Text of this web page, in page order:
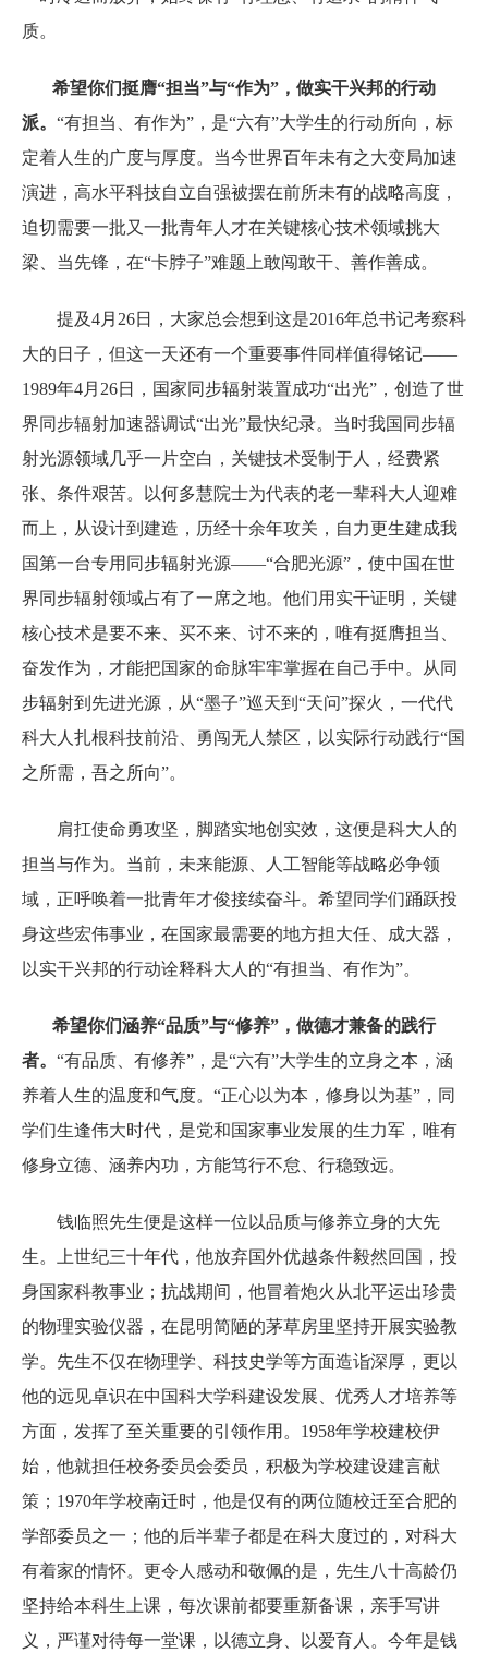
质。
希望你们挺膺“担当”与“作为”，做实干兴邦的行动
派。 “有担当、有作为”，是“六有”大学生的行动所向，标
定着人生的广度与厚度。当今世界百年未有之大变局加速
演进，高水平科技自立自强被摆在前所未有的战略高度，
迫切需要一批又一批青年人才在关键核心技术领域挑大
梁、当先锋，在“卡脖子”难题上敢闯敢干、善作善成。
提及4月26日，大家总会想到这是2016年总书记考察科
大的日子，但这一天还有一个重要事件同样值得铭记——
1989年4月26日，国家同步辐射装置成功“出光”，创造了世
界同步辐射加速器调试“出光”最快纪录。当时我国同步辐
射光源领域几乎一片空白，关键技术受制于人，经费紧
张、条件艰苦。以何多慧院士为代表的老一辈科大人迎难
而上，从设计到建造，历经十余年攻关，自力更生建成我
国第一台专用同步辐射光源——“合肥光源”，使中国在世
界同步辐射领域占有了一席之地。他们用实干证明，关键
核心技术是要不来、买不来、讨不来的，唯有挺膺担当、
奋发作为，才能把国家的命脉牢牢掌握在自己手中。从同
步辐射到先进光源，从“墨子”巡天到“天问”探火，一代代
科大人扎根科技前沿、勇闯无人禁区，以实际行动践行“国
之所需，吾之所向”。
肩扛使命勇攻坚，脚踏实地创实效，这便是科大人的
担当与作为。当前，未来能源、人工智能等战略必争领
域，正呼唤着一批青年才俊接续奋斗。希望同学们踊跃投
身这些宏伟事业，在国家最需要的地方担大任、成大器，
以实干兴邦的行动诠释科大人的“有担当、有作为”。
希望你们涵养“品质”与“修养”，做德才兼备的践行
者。 “有品质、有修养”，是“六有”大学生的立身之本，涵
养着人生的温度和气度。“正心以为本，修身以为基”，同
学们生逢伟大时代，是党和国家事业发展的生力军，唯有
修身立德、涵养内功，方能笃行不怠、行稳致远。
钱临照先生便是这样一位以品质与修养立身的大先
生。上世纪三十年代，他放弃国外优越条件毅然回国，投
身国家科教事业；抗战期间，他冒着炮火从北平运出珍贵
的物理实验仪器，在昆明简陋的茅草房里坚持开展实验教
学。先生不仅在物理学、科技史学等方面造诣深厚，更以
他的远见卓识在中国科大学科建设发展、优秀人才培养等
方面，发挥了至关重要的引领作用。1958年学校建校伊
始，他就担任校务委员会委员，积极为学校建设建言献
策；1970年学校南迁时，他是仅有的两位随校迁至合肥的
学部委员之一；他的后半辈子都是在科大度过的，对科大
有着家的情怀。更令人感动和敬佩的是，先生八十高龄仍
坚持给本科生上课，每次课前都要重新备课，亲手写讲
义，严谨对待每一堂课，以德立身、以爱育人。今年是钱